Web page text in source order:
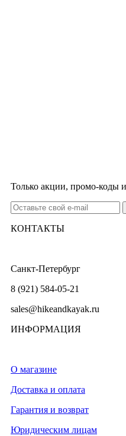
Только акции, промо-коды
КОНТАКТЫ
Санкт-Петербург
8 (921) 584-05-21
sales@hikeandkayak.ru
ИНФОРМАЦИЯ
О магазине
Доставка и оплата
Гарантия и возврат
Юридическим лицам